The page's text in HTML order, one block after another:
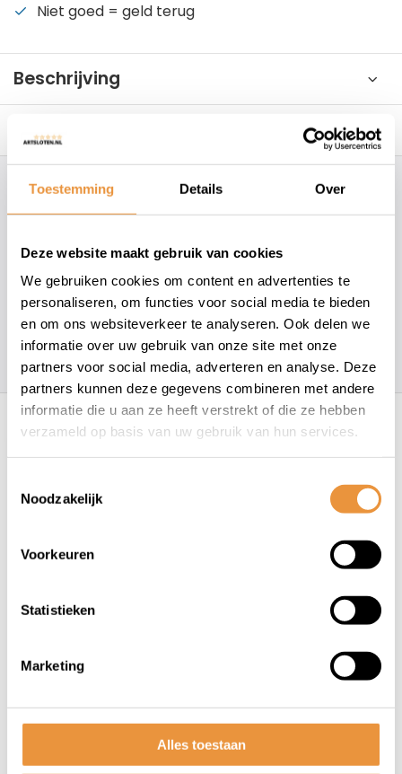
Toestemming Details Over
Deze website maakt gebruik van cookies
We gebruiken cookies om content en advertenties te
personaliseren, om functies voor social media te bieden
en om ons websiteverkeer te analyseren. Ook delen we
informatie over uw gebruik van onze site met onze
partners voor social media, adverteren en analyse. Deze
partners kunnen deze gegevens combineren met andere
informatie die u aan ze heeft verstrekt of die ze hebben
verzameld op basis van uw gebruik van hun services.
Noodzakelijk
Voorkeuren
Statistieken
Marketing
Alles toestaan
Niet goed = geld terug
Beschrijving
Reviews
Hoe kunnen wij je helpen?
+31 78 780 2330
info@artsloten.nl
157 klanten geven een 4.7 /5 op
Recent bekeken
Op voorraad